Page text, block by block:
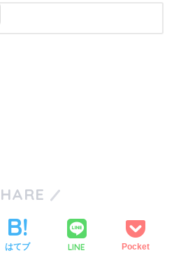
はてブ LINE Pocket